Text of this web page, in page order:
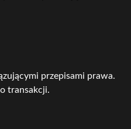
przepisami prawa.
transakcji.